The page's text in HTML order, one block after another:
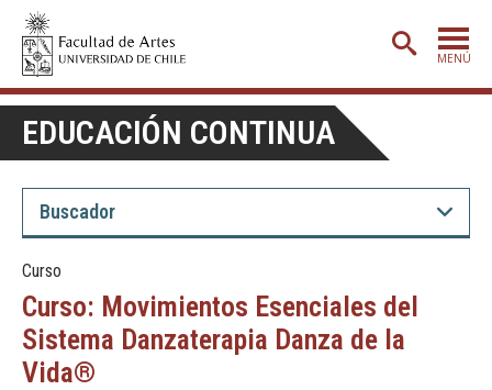
MENÚ
PORTADA
ADMISIÓN
CARRERAS
EXTENSIÓN
EDUCACIÓN CONTINUA
Curso
Curso: Movimientos Esenciales del
Sistema Danzaterapia Danza de la
Vida®